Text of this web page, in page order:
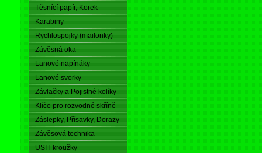
Těsnící papír, Korek
Karabiny
Rychlospojky (mailonky)
Závěsná oka
Lanové napínáky
Lanové svorky
Závlačky a Pojistné kolíky
Klíče pro rozvodné skříně
Záslepky, Přísavky, Dorazy
Závěsová technika
USIT-kroužky